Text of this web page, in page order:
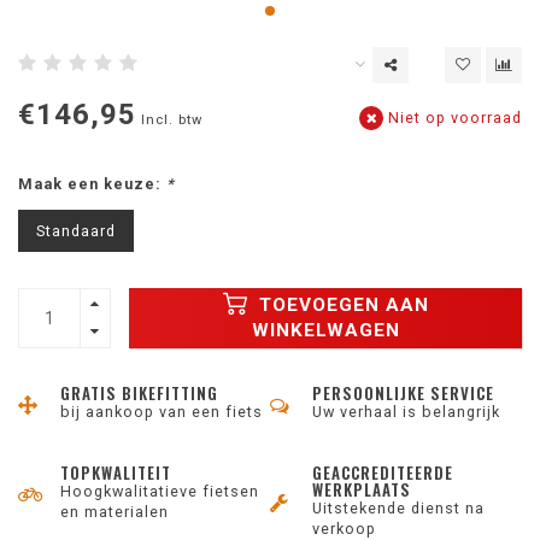
€146,95 Incl. btw Niet op voorraad
Maak een keuze: *
Standaard
TOEVOEGEN AAN
WINKELWAGEN
GRATIS BIKEFITTING
bij aankoop van een fiets
PERSOONLIJKE SERVICE
Uw verhaal is belangrijk
TOPKWALITEIT
Hoogkwalitatieve fietsen
en materialen
GEACCREDITEERDE
WERKPLAATS
Uitstekende dienst na
verkoop